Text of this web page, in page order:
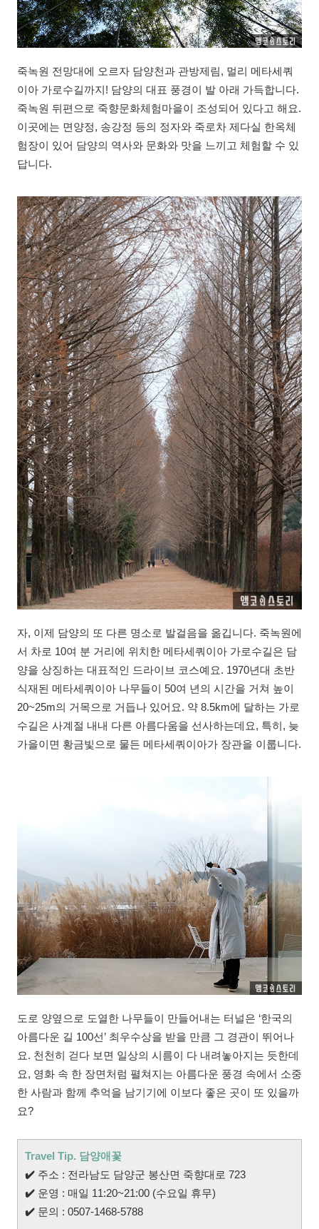
죽녹원 전망대에 오르자 담양천과 관방제림, 멀리 메타세쿼
이아 가로수길까지! 담양의 대표 풍경이 발 아래 가득합니다.
죽녹원 뒤편으로 죽향문화체험마을이 조성되어 있다고 해요.
이곳에는 면양정, 송강정 등의 정자와 죽로차 제다실 한옥체
험장이 있어 담양의 역사와 문화와 맛을 느끼고 체험할 수 있
답니다.
자, 이제 담양의 또 다른 명소로 발걸음을 옮깁니다. 죽녹원에
서 차로 10여 분 거리에 위치한 메타세쿼이아 가로수길은 담
양을 상징하는 대표적인 드라이브 코스예요. 1970년대 초반
식재된 메타세쿼이아 나무들이 50여 년의 시간을 거쳐 높이
20~25m의 거목으로 거듭나 있어요. 약 8.5km에 달하는 가로
수길은 사계절 내내 다른 아름다움을 선사하는데요, 특히, 늦
가을이면 황금빛으로 물든 메타세쿼이아가 장관을 이룹니다.
도로 양옆으로 도열한 나무들이 만들어내는 터널은 ‘한국의
아름다운 길 100선’ 최우수상을 받을 만큼 그 경관이 뛰어나
요. 천천히 걷다 보면 일상의 시름이 다 내려놓아지는 듯한데
요, 영화 속 한 장면처럼 펼쳐지는 아름다운 풍경 속에서 소중
한 사람과 함께 추억을 남기기에 이보다 좋은 곳이 또 있을까
요?
Travel Tip. 담양애꽃
✔️ 주소 : 전라남도 담양군 봉산면 죽향대로 723
✔️ 운영 : 매일 11:20~21:00 (수요일 휴무)
✔️ 문의 : 0507-1468-5788